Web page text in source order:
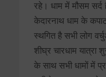
रहे। धाम में मौसम
केदारनाथ धाम के
स्थगित है सभी लोग
शीघ्र चारधाम यात्रा
के साथ सभी धामों में